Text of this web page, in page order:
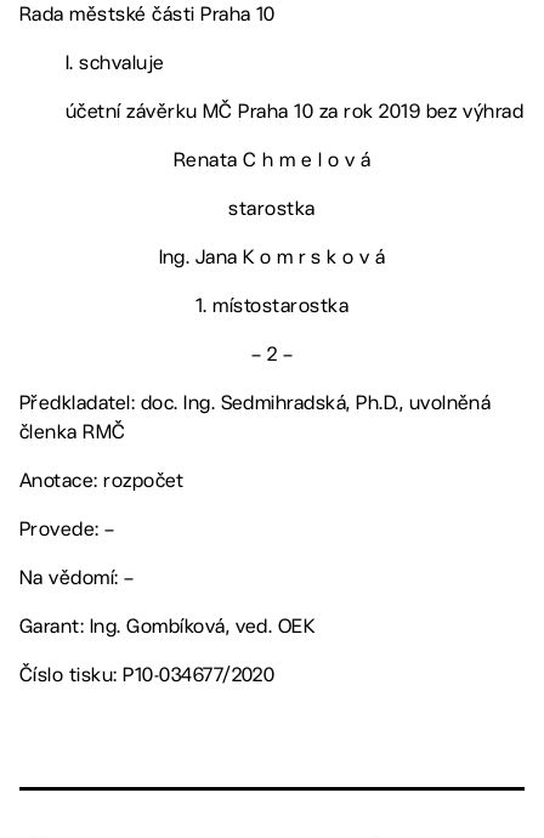
Rada městské části Praha 10
I. schvaluje
účetní závěrku MČ Praha 10 za rok 2019 bez výhrad
Renata C h m e l o v á
starostka
Ing. Jana K o m r s k o v á
1. místostarostka
– 2 –
Předkladatel: doc. Ing. Sedmihradská, Ph.D., uvolněná
členka RMČ
Anotace: rozpočet
Provede: –
Na vědomí: –
Garant: Ing. Gombíková, ved. OEK
Číslo tisku: P10-034677/2020